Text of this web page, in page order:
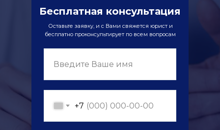
Введите Ваше имя
+7
Оставьте заявку, и с Вами свяжется юрист и
бесплатно проконсультирует по всем вопросам
Бесплатная консультация